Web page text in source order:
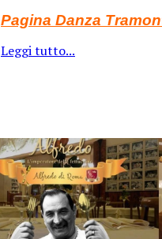
Pagina Danza
Leggi tutto...